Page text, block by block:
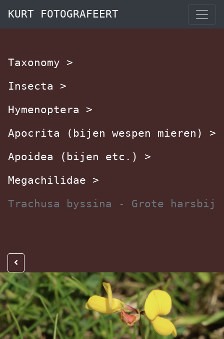
KURT FOTOGRAFEERT
Taxonomy >
Insecta >
Hymenoptera >
Apocrita (bijen wespen mieren) >
Apoidea (bijen etc.) >
Megachilidae >
Trachusa byssina - Grote harsbij